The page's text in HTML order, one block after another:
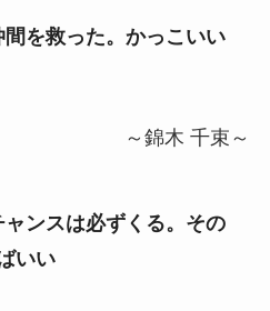
を救った。かっこいい
～錦木 千束～
ンスは必ずくる。その
いい